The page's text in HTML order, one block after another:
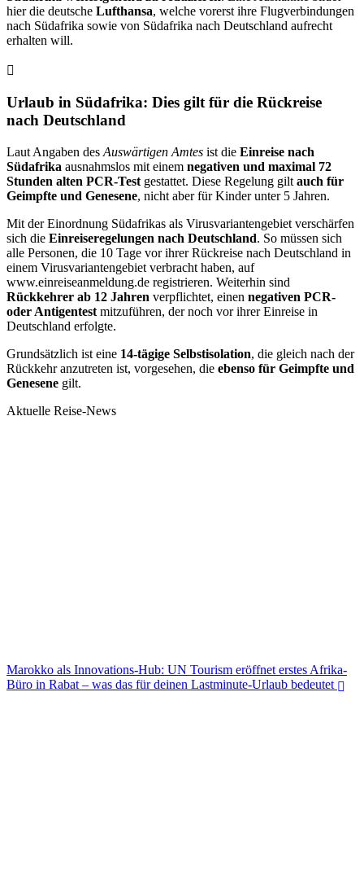
hier die deutsche Lufthansa, welche vorerst ihre Flugverbindungen
nach Südafrika sowie von Südafrika nach Deutschland aufrecht
erhalten will.
Urlaub in Südafrika: Dies gilt für die Rückreise
nach Deutschland
Laut Angaben des Auswärtigen Amtes ist die Einreise nach
Südafrika ausnahmslos mit einem negativen und maximal 72
Stunden alten PCR-Test gestattet. Diese Regelung gilt auch für
Geimpfte und Genesene, nicht aber für Kinder unter 5 Jahren.
Mit der Einordnung Südafrikas als Virusvariantengebiet verschärfen
sich die Einreiseregelungen nach Deutschland. So müssen sich
alle Personen, die 10 Tage vor ihrer Rückreise nach Deutschland in
einem Virusvariantengebiet verbracht haben, auf
www.einreiseanmeldung.de registrieren. Weiterhin sind
Rückkehrer ab 12 Jahren verpflichtet, einen negativen PCR-
oder Antigentest mitzuführen, der noch vor ihrer Einreise in
Deutschland erfolgte.
Grundsätzlich ist eine 14-tägige Selbstisolation, die gleich nach der
Rückkehr anzutreten ist, vorgesehen, die ebenso für Geimpfte und
Genesene gilt.
Aktuelle Reise-News
Marokko als Innovations-Hub: UN Tourism eröffnet erstes Afrika-
Büro in Rabat – was das für deinen Lastminute-Urlaub bedeutet